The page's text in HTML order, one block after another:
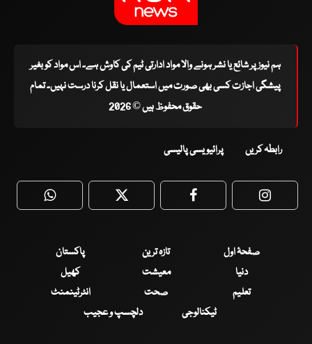
ہم نیوز پر شائع یا نشر ہونے والا مواد ادارتی ٹیم کی کاوش ہے۔ اس مواد کو بغیر
پیشگی اجازت کسی بھی صورت میں استعمال یا نقل کرنا درست نہیں۔ تمام
حقوق محفوظ ہیں © 2026
رابطہ کریں پرائیویسی پالیسی
WhatsApp Twitter Facebook
صفحۂ اول تازہ ترین
پاکستان
دنیا
معیشت
کھیل
تعلیم
صحت
انٹرٹینمنٹ
ٹیکنالوجی
دلچسپ و عجیب